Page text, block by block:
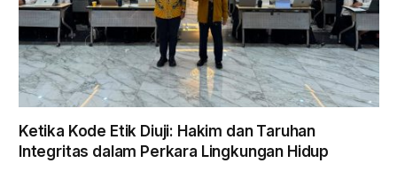
Ketika Kode Etik Diuji: Hakim dan Taruhan
Integritas dalam Perkara Lingkungan Hidup